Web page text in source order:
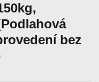
bez